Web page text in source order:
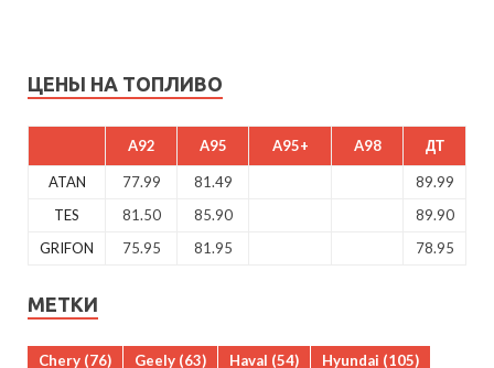
ЦЕНЫ НА ТОПЛИВО
A92 A95 A95+ A98 ДТ
ATAN 77.99 81.49
89.99
TES
81.50 85.90
89.90
GRIFON
75.95 81.95 78.95
МЕТКИ
Chery (76) Geely (63) Haval (54) Hyundai (105)